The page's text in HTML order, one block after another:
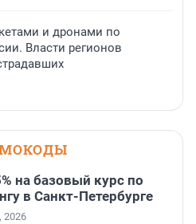
и дронами по
Власти регионов
на базовый курс по
в Санкт-Петербурге
2026